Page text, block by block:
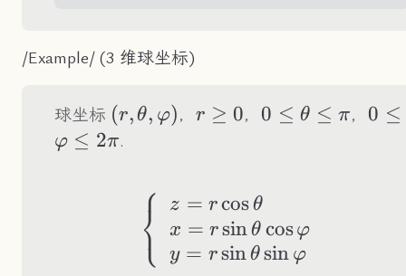
/Example/ (3 维球坐标)
球坐标 (r,\theta,\varphi)
(r, θ, φ)， r\geq0
r ≥ 0， 0 ≤ θ ≤ π， 0 ≤
φ ≤ 2π.
⎩
⎨⎧ z = r cosθ
x = r sinθ cos φ
y = r sinθ sin φ